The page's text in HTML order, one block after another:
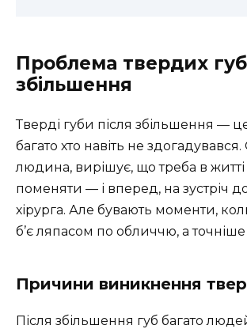
Проблема твердих губ
збільшення
Тверді губи після збільшення —
багато хто навіть не
людина, вирішує, що треба в
поменяти — і вперед, на зустріч
хірурга. Але бувають моменти,
б’є ляпасом по обличчю, а
Причини виникнення
Після збільшення губ багато